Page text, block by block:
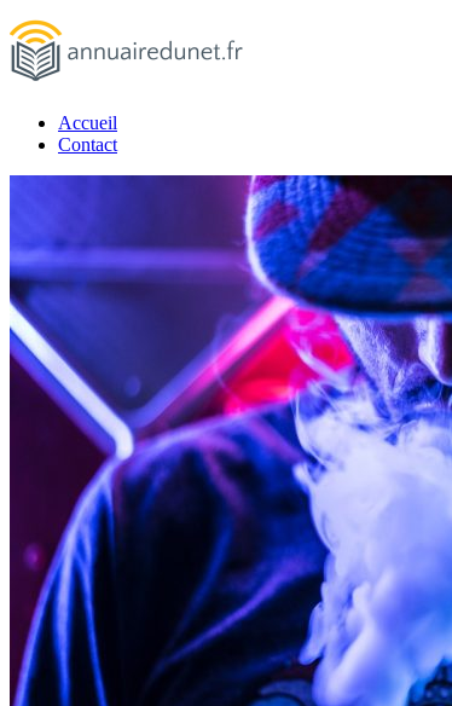
Passer
au
contenu
annuairedunet.fr
Accueil
Contact